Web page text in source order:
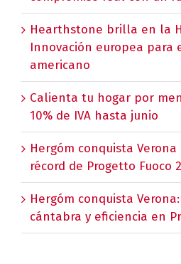
Hearthstone brilla en la
Innovación europea para
americano
Calienta tu hogar por
10% de IVA hasta junio
Hergóm conquista
récord de Progetto Fuoco
Hergóm conquista
cántabra y eficiencia en